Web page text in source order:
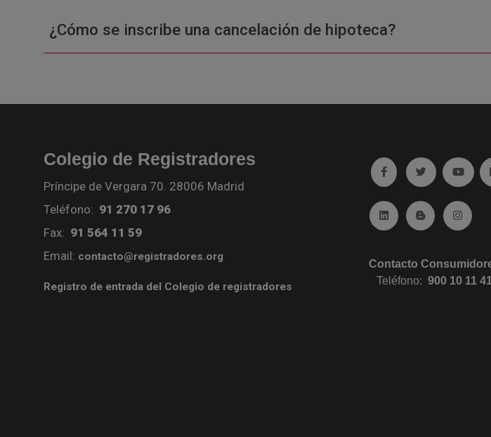
¿Cómo se inscribe una cancelación de hipoteca?
Colegio de Registradores
Príncipe de Vergara 70. 28006 Madrid
Teléfono: 91 270 17 96
Fax: 91 564 11 59
Email: contacto@registradores.org
Registro de entrada del Colegio de registradores
Ir a facebook (abre en
Ir a twitterIr a
Ir a Linkedin (abre en
Ir al BlogIr a
Contacto
Teléfono:900 10 11